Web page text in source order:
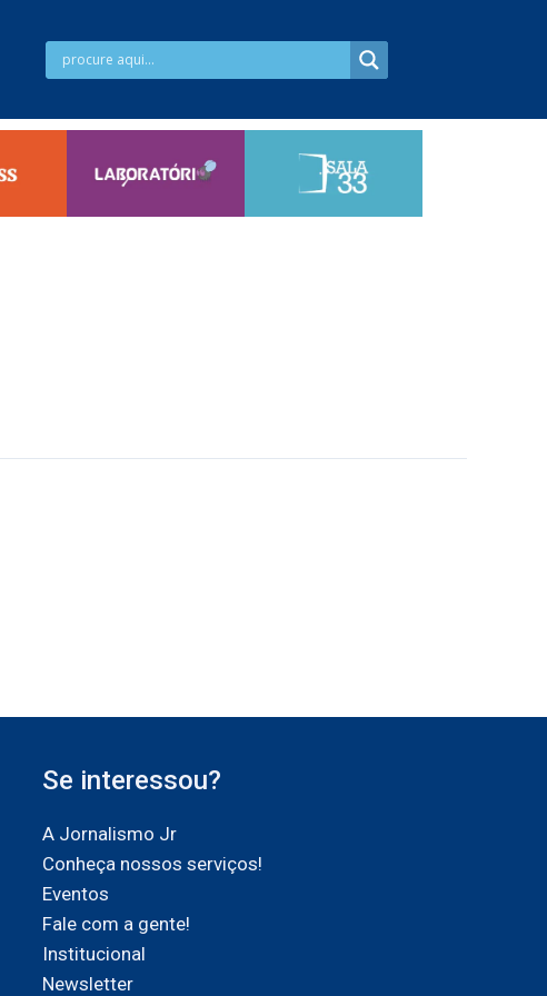
Se interessou?
A Jornalismo Jr
Conheça nossos serviços!
Eventos
Fale com a gente!
Institucional
Newsletter